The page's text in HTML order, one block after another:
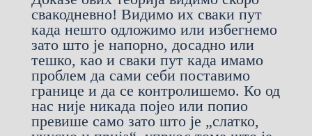
свакодневно! Видимо их сваки пут
када нешто одложимо или избегнемо
зато што је напорно, досадно или
тешко, као и сваки пут када имамо
проблем да сами себи поставимо
границе и да се контролишемо. Ко од
нас није никада појео или попио
превише само зато што је „слатко,